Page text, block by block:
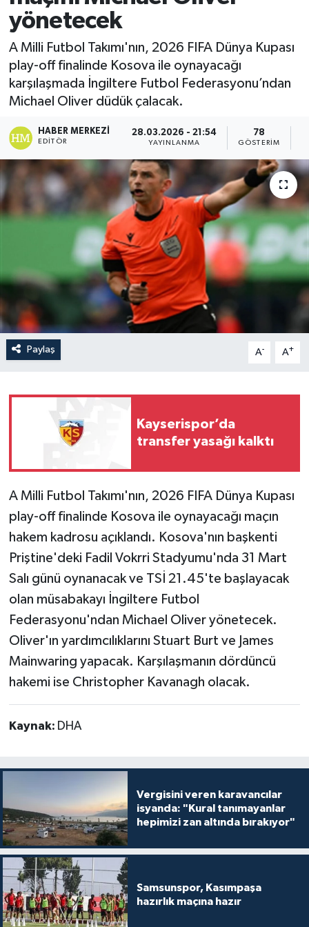
yönetecek
A Milli Futbol Takımı'nın, 2026 FIFA Dünya Kupası
play-off finalinde Kosova ile oynayacağı
karşılaşmada İngiltere Futbol Federasyonu’ndan
Michael Oliver düdük çalacak.
HABER MERKEZI
EDITÖR
28.03.2026 - 21:54
YAYINLANMA
78
GÖSTERIM
Paylaş A- A+
Kayserispor’da
transfer yasağı kalktı
A Milli Futbol Takımı'nın, 2026 FIFA Dünya Kupası
play-off finalinde Kosova ile oynayacağı maçın
hakem kadrosu açıklandı. Kosova'nın başkenti
Priştine'deki Fadil Vokrri Stadyumu'nda 31 Mart
Salı günü oynanacak ve TSİ 21.45'te başlayacak
olan müsabakayı İngiltere Futbol
Federasyonu'ndan Michael Oliver yönetecek.
Oliver'ın yardımcılıklarını Stuart Burt ve James
Mainwaring yapacak. Karşılaşmanın dördüncü
hakemi ise Christopher Kavanagh olacak.
Kaynak: DHA
Vergisini veren karavancılar
isyanda: "Kural tanımayanlar
hepimizi zan altında bırakıyor"
Samsunspor, Kasımpaşa
hazırlık maçına hazır